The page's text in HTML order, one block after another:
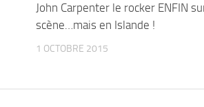
John Carpenter le rocker ENFIN
scène…mais en Islande !
1 OCTOBRE 2015